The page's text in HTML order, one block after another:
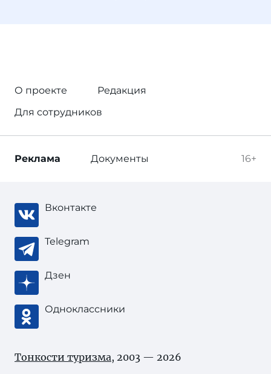
О проекте
Редакция
Для сотрудников
16+
Реклама Документы
Вконтакте
Telegram
Дзен
Одноклассники
Тонкости туризма, 2003 — 2026